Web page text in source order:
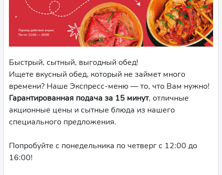
Быстрый, сытный, выгодный обед!
Ищете вкусный обед, который не займет много
времени? Наше Экспресс-меню — то, что Вам нужно!
Гарантированная подача за 15 минут, отличные
акционные цены и сытные блюда из нашего
специального предложения.
Попробуйте с понедельника по четверг с 12:00 до
16:00!